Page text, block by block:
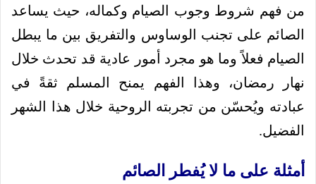
من فهم شروط وجوب الصيام وكماله، حيث يساعد
الصائم على تجنب الوساوس والتفريق بين ما يبطل
الصيام فعلاً وما هو مجرد أمور عادية قد تحدث خلال
نهار رمضان، وهذا الفهم يمنح المسلم ثقةً في
عبادته ويُحسّن من تجربته الروحية خلال هذا الشهر
الفضيل.
أمثلة على ما لا يُفطر الصائم